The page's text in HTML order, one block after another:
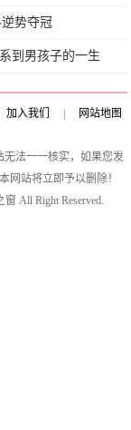
势夺冠
到男孩子的一生
加入我们
网站地图
法一一核实，如果您发
网站将立即予以删除！
窗 All Right Reserved.